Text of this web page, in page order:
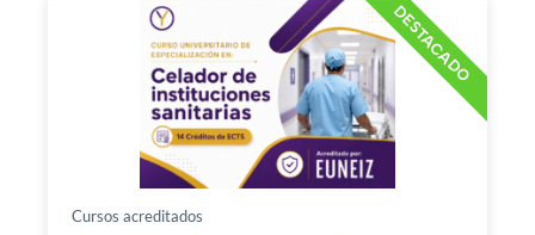
DESTACADO
Cursos acreditados